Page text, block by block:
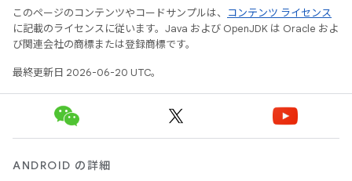
このページのコンテンツやコードサンプルは、
コンテンツ ライセンス
に記載のライセンスに従います。Java および OpenJDK は Oracle およ
び関連会社の商標または登録商標です。
最終更新日 2026-06-20 UTC。
ANDROID の詳細